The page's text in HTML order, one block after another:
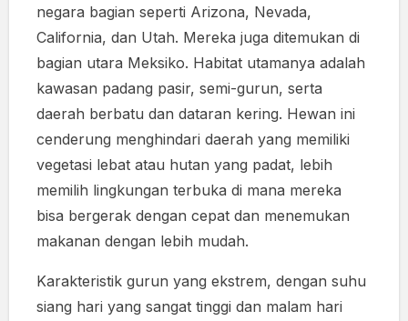
negara bagian seperti Arizona, Nevada,
California, dan Utah. Mereka juga ditemukan di
bagian utara Meksiko. Habitat utamanya adalah
kawasan padang pasir, semi-gurun, serta
daerah berbatu dan dataran kering. Hewan ini
cenderung menghindari daerah yang memiliki
vegetasi lebat atau hutan yang padat, lebih
memilih lingkungan terbuka di mana mereka
bisa bergerak dengan cepat dan menemukan
makanan dengan lebih mudah.
Karakteristik gurun yang ekstrem, dengan suhu
siang hari yang sangat tinggi dan malam hari